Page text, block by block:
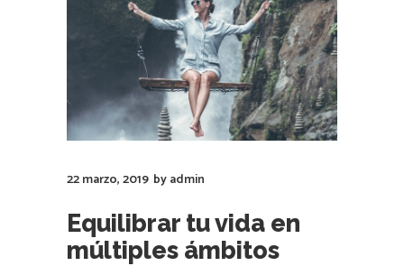
22 marzo, 2019 byadmin
Equilibrar tu vida en
múltiples ámbitos